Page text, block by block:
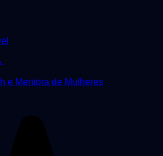
e Mentora de Mulheres